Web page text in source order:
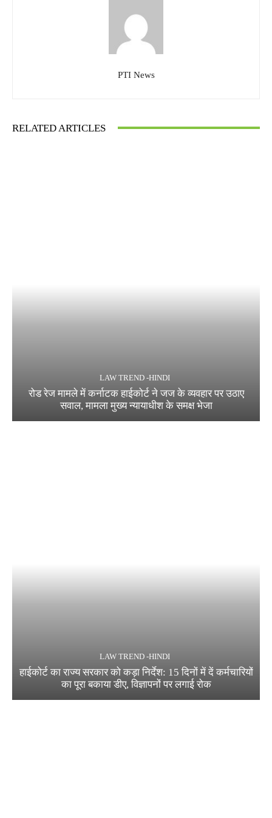
PTI News
RELATED ARTICLES
LAW TREND -HINDI
रोड रेज मामले में कर्नाटक हाईकोर्ट ने जज के व्यवहार पर उठाए
सवाल, मामला मुख्य न्यायाधीश के समक्ष भेजा
LAW TREND -HINDI
हाईकोर्ट का राज्य सरकार को कड़ा निर्देश: 15 दिनों में दें कर्मचारियों
का पूरा बकाया डीए, विज्ञापनों पर लगाई रोक